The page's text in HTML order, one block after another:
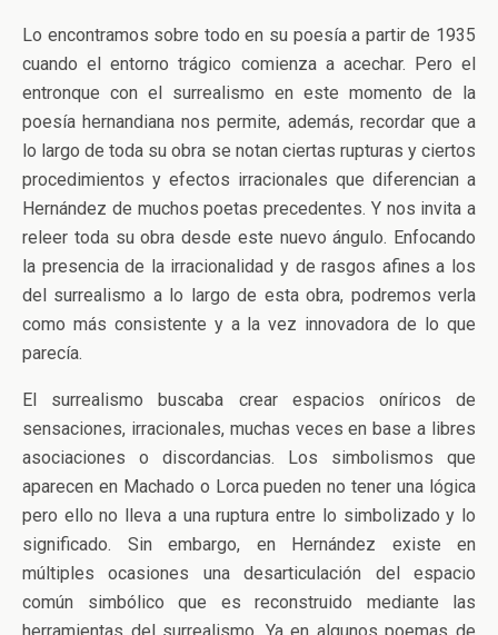
Lo encontramos sobre todo en su poesía a partir de 1935
cuando el entorno trágico comienza a acechar. Pero el
entronque con el surrealismo en este momento de la
poesía hernandiana nos permite, además, recordar que a
lo largo de toda su obra se notan ciertas rupturas y ciertos
procedimientos y efectos irracionales que diferencian a
Hernández de muchos poetas precedentes. Y nos invita a
releer toda su obra desde este nuevo ángulo. Enfocando
la presencia de la irracionalidad y de rasgos afines a los
del surrealismo a lo largo de esta obra, podremos verla
como más consistente y a la vez innovadora de lo que
parecía.
El surrealismo buscaba crear espacios oníricos de
sensaciones, irracionales, muchas veces en base a libres
asociaciones o discordancias. Los simbolismos que
aparecen en Machado o Lorca pueden no tener una lógica
pero ello no lleva a una ruptura entre lo simbolizado y lo
significado. Sin embargo, en Hernández existe en
múltiples ocasiones una desarticulación del espacio
común simbólico que es reconstruido mediante las